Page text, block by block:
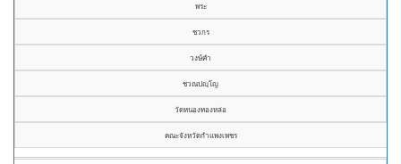
พระ
ชวกร
วงษ์คำ
ชวณปญฺโญ
วัดหนองทองหล่อ
คณะจังหวัดกำแพงเพชร